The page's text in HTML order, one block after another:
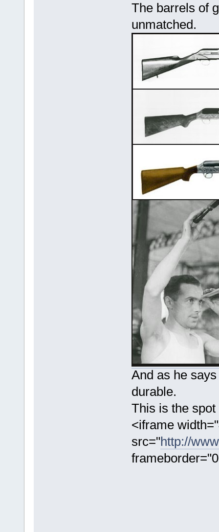
The barrels of
unmatched.
And as he
durable.
This is the
<iframe
src="http://